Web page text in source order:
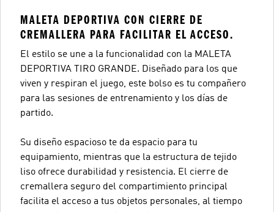
MALETA DEPORTIVA CON CIERRE DE
CREMALLERA PARA FACILITAR EL ACCESO.
El estilo se une a la funcionalidad con la MALETA
DEPORTIVA TIRO GRANDE. Diseñado para los que
viven y respiran el juego, este bolso es tu compañero
para las sesiones de entrenamiento y los días de
partido.
Su diseño espacioso te da espacio para tu
equipamiento, mientras que la estructura de tejido
liso ofrece durabilidad y resistencia. El cierre de
cremallera seguro del compartimiento principal
facilita el acceso a tus objetos personales, al tiempo